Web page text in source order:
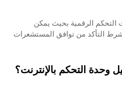
الرقمية بحيث يمكن
بشرط التأكد من توافق المستشعرات
التحكم بالإنترنت؟